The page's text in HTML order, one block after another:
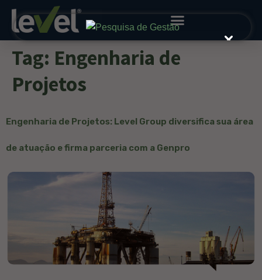
Tag: Engenharia de
Projetos
Engenharia de Projetos: Level Group diversifica sua área
de atuação e firma parceria com a Genpro